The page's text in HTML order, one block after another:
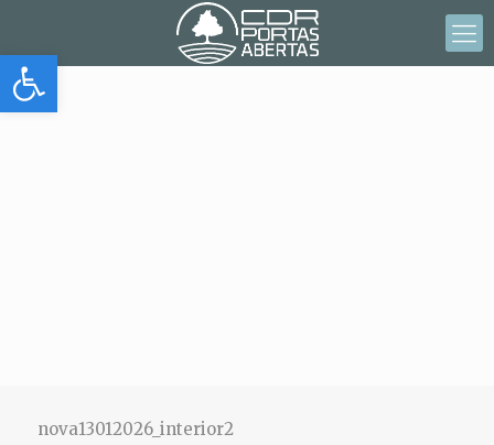
Abrir barra de herramientas
nova13012026_interior2